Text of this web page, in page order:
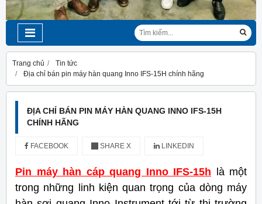
Trang chủ
Tin tức
Địa chỉ bán pin máy hàn quang Inno IFS-15H chính hãng
ĐỊA CHỈ BÁN PIN MÁY HÀN QUANG INNO IFS-15H
CHÍNH HÃNG
FACEBOOK SHARE X LINKEDIN
Pin máy hàn cáp quang Inno IFS-15h là một
trong những linh kiện quan trọng của dòng máy